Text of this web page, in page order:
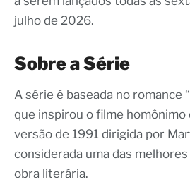
julho de 2026.
Sobre a Série
A série é baseada no romance
que inspirou o filme homônimo
versão de 1991 dirigida por
considerada uma das
obra literária.